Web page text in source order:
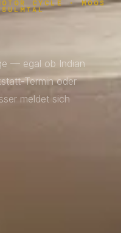
CYCLE · MOOS
— egal ob Indian
Termin oder
meldet sich